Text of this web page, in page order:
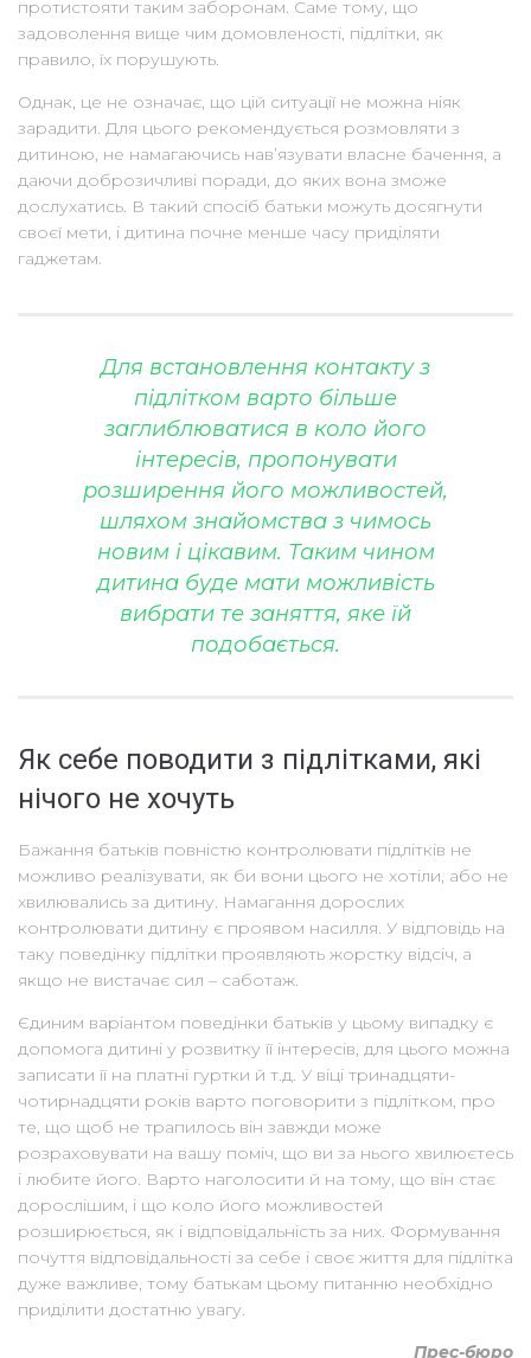
протистояти таким заборонам. Саме тому, що
задоволення вище чим домовленості, підлітки, як
правило, їх порушують.
Однак, це не означає, що цій ситуації не можна ніяк
зарадити. Для цього рекомендується розмовляти з
дитиною, не намагаючись нав’язувати власне бачення, а
даючи доброзичливі поради, до яких вона зможе
дослухатись. В такий спосіб батьки можуть досягнути
своєї мети, і дитина почне менше часу приділяти
гаджетам.
Для встановлення контакту з
підлітком варто більше
заглиблюватися в коло його
інтересів, пропонувати
розширення його можливостей,
шляхом знайомства з чимось
новим і цікавим. Таким чином
дитина буде мати можливість
вибрати те заняття, яке їй
подобається.
Як себе поводити з підлітками, які
нічого не хочуть
Бажання батьків повністю контролювати підлітків не
можливо реалізувати, як би вони цього не хотіли, або не
хвилювались за дитину. Намагання дорослих
контролювати дитину є проявом насилля. У відповідь на
таку поведінку підлітки проявляють жорстку відсіч, а
якщо не вистачає сил – саботаж.
Єдиним варіантом поведінки батьків у цьому випадку є
допомога дитині у розвитку її інтересів, для цього можна
записати її на платні гуртки й т.д. У віці тринадцяти-
чотирнадцяти років варто поговорити з підлітком, про
те, що щоб не трапилось він завжди може
розраховувати на вашу поміч, що ви за нього хвилюєтесь
і любите його. Варто наголосити й на тому, що він стає
дорослішим, і що коло його можливостей
розширюється, як і відповідальність за них. Формування
почуття відповідальності за себе і своє життя для підлітка
дуже важливе, тому батькам цьому питанню необхідно
приділити достатню увагу.
Прес-бюро